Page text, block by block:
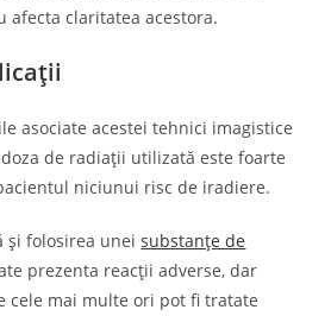
claritatea acestora.
asociate acestei tehnici imagistice
de radiații utilizată este foarte
niciunui risc de iradiere.
și folosirea uneisubstanțe de
prezenta reacții adverse, dar
cele mai multe ori pot fi tratate